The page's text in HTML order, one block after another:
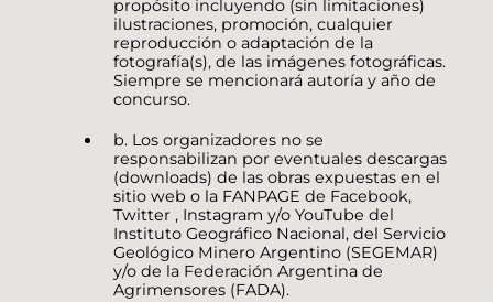
propósito incluyendo (sin limitaciones)
ilustraciones, promoción, cualquier
reproducción o adaptación de la
fotografía(s), de las imágenes fotográficas.
Siempre se mencionará autoría y año de
concurso.
b. Los organizadores no se
responsabilizan por eventuales descargas
(downloads) de las obras expuestas en el
sitio web o la FANPAGE de Facebook,
Twitter , Instagram y/o YouTube del
Instituto Geográfico Nacional, del Servicio
Geológico Minero Argentino (SEGEMAR)
y/o de la Federación Argentina de
Agrimensores (FADA).